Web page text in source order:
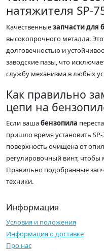
натяжителя SP-
Качественныезапчасти для
высокопрочного металла.
долговечностью и
заводские пазы, что
службу механизма в любых
Как правильно
цепи на
Если вашабензопила
пришло время установить
поверхность очищена от
регулировочный винт, чтобы
Правильно подобранные
техники.
Информация
Условия и положения
Информация о доставке
Про нас